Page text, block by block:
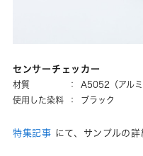
センサーチェッカー
材質 ：
A5052（アルミ
使用した染料
： ブラック
特集記事 にて、サンプルの詳